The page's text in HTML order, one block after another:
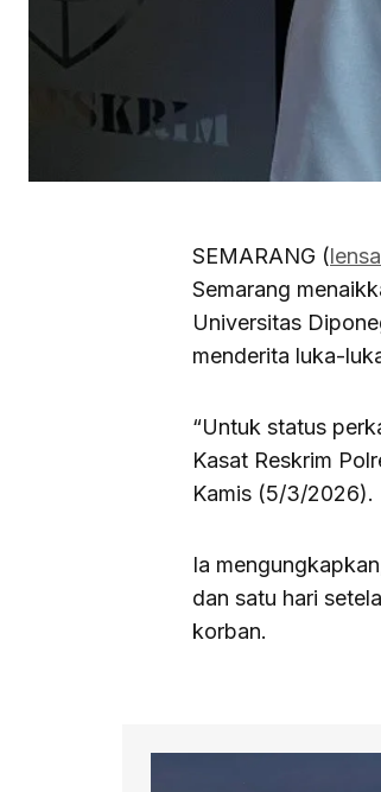
SEMARANG (
Semarang
Universitas
menderita luka-
“Untuk status
Kasat Reskrim
Kamis (5/3/2026).
Ia
dan satu hari
korban.